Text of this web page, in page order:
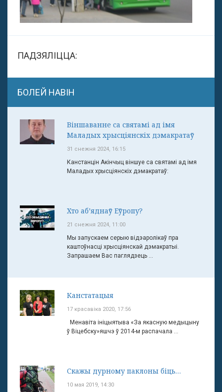
ПАДЗЯЛІЦЦА:
БОЛЕЙ НАВІН
Віншаванне са святамі ад імя
Маладых хрысціянскіх дэмакратаў
31 снежня 2024, 16:15
Канстанцін Акінчыц віншуе са святамі ад імя
Маладых хрысціянскіх дэмакратаў:
Хто аб’яднаў Еўропу?
21 снежня 2024, 11:00
Мы запускаем серыю відэаролікаў пра
каштоўнасці хрысціянскай дэмакратыі.
Запрашаем Вас паглядзець ...
Канстатацыя
17 красавіка 2020, 17:56
Менавіта ініцыятыва «За якасную медыцыну
ў Віцебску»яшчэ ў 2014-м распачала ...
Скажы дурному паклоны біць…
10 мая 2019, 14:30